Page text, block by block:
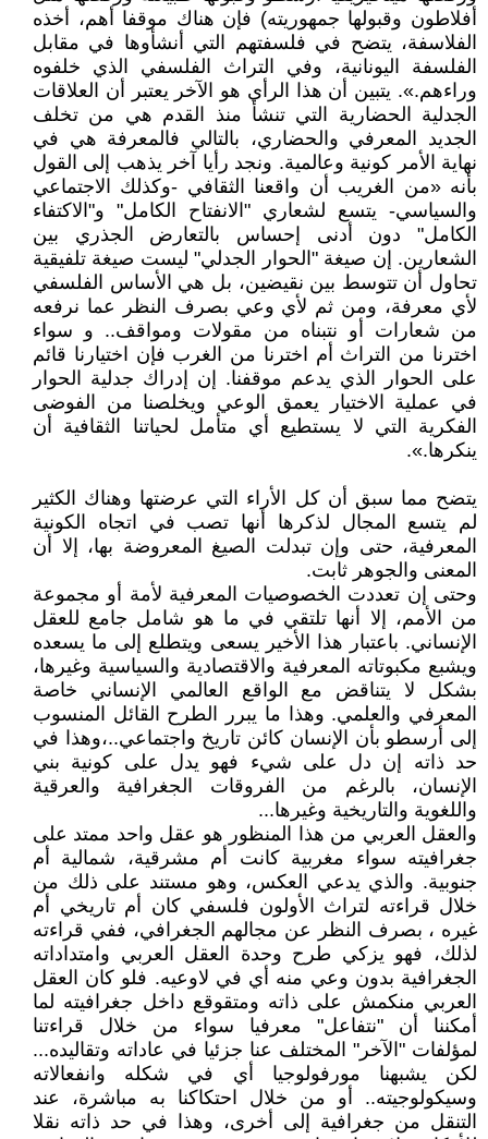
أفلاطون وقبولها جمهوريته) فإن هناك موقفا أهم، أخذه
الفلاسفة، يتضح في فلسفتهم التي أنشأوها في مقابل
الفلسفة اليونانية، وفي التراث الفلسفي الذي خلفوه
وراءهم.». يتبين أن هذا الرأي هو الآخر يعتبر أن العلاقات
الجدلية الحضارية التي تنشأ منذ القدم هي من تخلف
الجديد المعرفي والحضاري، بالتالي فالمعرفة هي في
نهاية الأمر كونية وعالمية. ونجد رأيا آخر يذهب إلى القول
بأنه «من الغريب أن واقعنا الثقافي -وكذلك الاجتماعي
والسياسي- يتسع لشعاري "الانفتاح الكامل" و"الاكتفاء
الكامل" دون أدنى إحساس بالتعارض الجذري بين
الشعارين. إن صيغة "الحوار الجدلي" ليست صيغة تلفيقية
تحاول أن تتوسط بين نقيضين، بل هي الأساس الفلسفي
لأي معرفة، ومن ثم لأي وعي بصرف النظر عما نرفعه
من شعارات أو نتبناه من مقولات ومواقف.. و سواء
اخترنا من التراث أم اخترنا من الغرب فإن اختيارنا قائم
على الحوار الذي يدعم موقفنا. إن إدراك جدلية الحوار
في عملية الاختيار يعمق الوعي ويخلصنا من الفوضى
الفكرية التي لا يستطيع أي متأمل لحياتنا الثقافية أن
ينكرها.».
يتضح مما سبق أن كل الأراء التي عرضتها وهناك الكثير
لم يتسع المجال لذكرها أنها تصب في اتجاه الكونية
المعرفية، حتى وإن تبدلت الصيغ المعروضة بها، إلا أن
المعنى والجوهر ثابت.
وحتى إن تعددت الخصوصيات المعرفية لأمة أو مجموعة
من الأمم، إلا أنها تلتقي في ما هو شامل جامع للعقل
الإنساني. باعتبار هذا الأخير يسعى ويتطلع إلى ما يسعده
ويشبع مكبوتاته المعرفية والاقتصادية والسياسية وغيرها،
بشكل لا يتناقض مع الواقع العالمي الإنساني خاصة
المعرفي والعلمي. وهذا ما يبرر الطرح القائل المنسوب
إلى أرسطو بأن الإنسان كائن تاريخ واجتماعي..،وهذا في
حد ذاته إن دل على شيء فهو يدل على كونية بني
الإنسان، بالرغم من الفروقات الجغرافية والعرقية
واللغوية والتاريخية وغيرها...
والعقل العربي من هذا المنظور هو عقل واحد ممتد على
جغرافيته سواء مغربية كانت أم مشرقية، شمالية أم
جنوبية. والذي يدعي العكس، وهو مستند على ذلك من
خلال قراءته لتراث الأولون فلسفي كان أم تاريخي أم
غيره ، بصرف النظر عن مجالهم الجغرافي، ففي قراءته
لذلك، فهو يزكي طرح وحدة العقل العربي وامتداداته
الجغرافية بدون وعي منه أي في لاوعيه. فلو كان العقل
العربي منكمش على ذاته ومتقوقع داخل جغرافيته لما
أمكننا أن "نتفاعل" معرفيا سواء من خلال قراءتنا
لمؤلفات "الآخر" المختلف عنا جزئيا في عاداته وتقاليده...
لكن يشبهنا مورفولوجيا أي في شكله وانفعالاته
وسيكولوجيته.. أو من خلال احتكاكنا به مباشرة، عند
التنقل من جغرافية إلى أخرى، وهذا في حد ذاته نقلا